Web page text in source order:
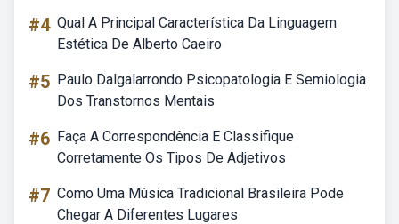
#4 Qual A Principal Característica Da Linguagem
Estética De Alberto Caeiro
#5 Paulo Dalgalarrondo Psicopatologia E Semiologia
Dos Transtornos Mentais
#6 Faça A Correspondência E Classifique
Corretamente Os Tipos De Adjetivos
#7 Como Uma Música Tradicional Brasileira Pode
Chegar A Diferentes Lugares